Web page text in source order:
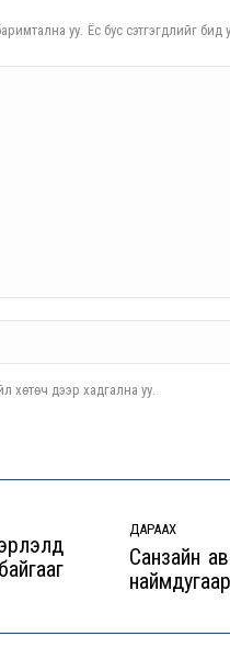
уу. Ёс бус сэтгэгдлийг
хөтөч дээр хадгална уу.
ДАРААХ
Next
Санзайн